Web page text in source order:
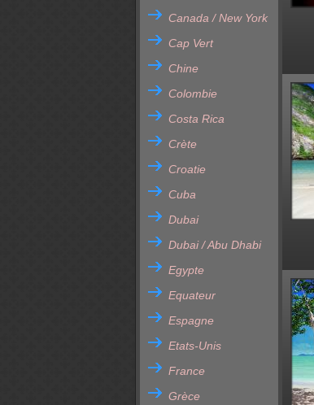
Canada / New York
Cap Vert
Chine
Colombie
Costa Rica
Crète
Croatie
Cuba
Dubai
Dubai / Abu Dhabi
Egypte
Equateur
Espagne
Etats-Unis
France
Grèce